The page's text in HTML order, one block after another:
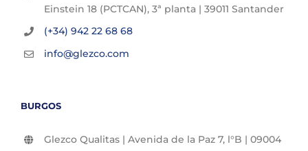
Einstein 18 (PCTCAN), 3ª planta | 39011 Santander
(+34) 942 22 68 68
info@glezco.com
BURGOS
Glezco Qualitas | Avenida de la Paz 7, l°B | 09004